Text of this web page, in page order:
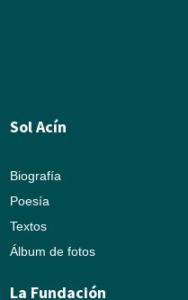
Sol Acín
Biografía
Poesía
Textos
Álbum de fotos
La Fundación